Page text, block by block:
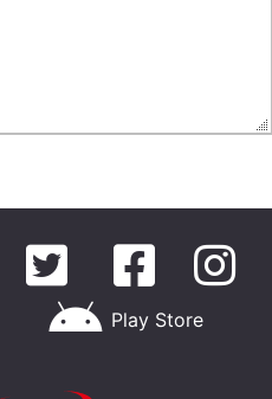
Play Store